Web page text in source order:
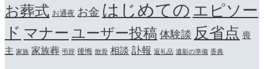
お葬式 お通夜 お金 はじめての エピソー
ド マナー ユーザー投稿 体験談 反省点 喪
主 家族 家族葬 弔辞 後悔 散骨 相談 訃報 返礼品 遺影の準備 香典